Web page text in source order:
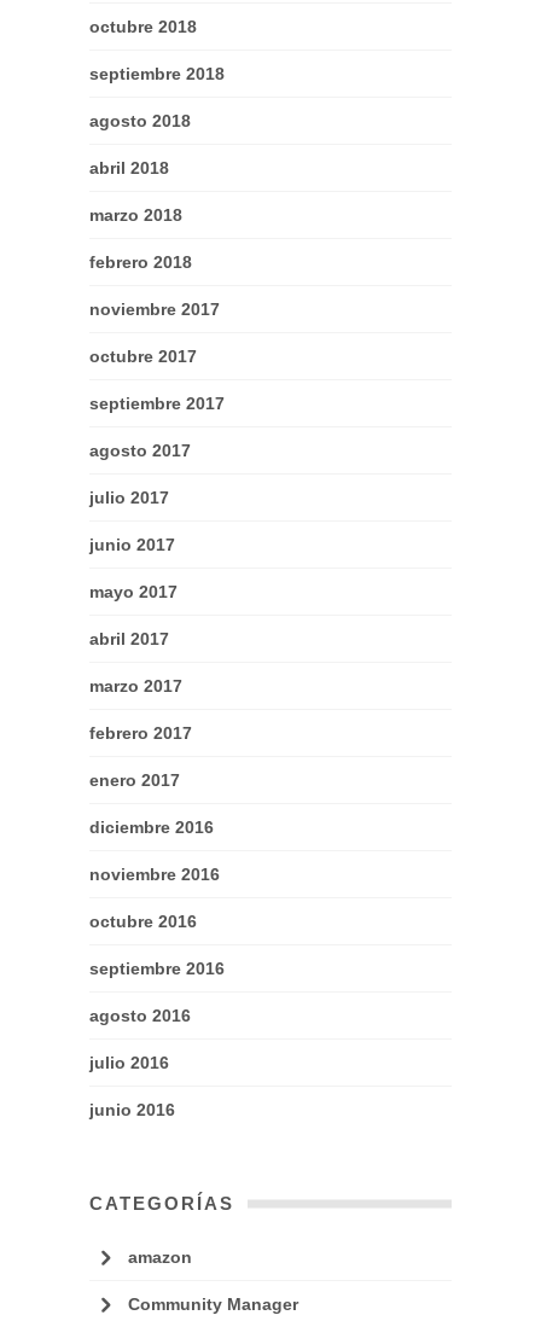
octubre 2018
septiembre 2018
agosto 2018
abril 2018
marzo 2018
febrero 2018
noviembre 2017
octubre 2017
septiembre 2017
agosto 2017
julio 2017
junio 2017
mayo 2017
abril 2017
marzo 2017
febrero 2017
enero 2017
diciembre 2016
noviembre 2016
octubre 2016
septiembre 2016
agosto 2016
julio 2016
junio 2016
CATEGORÍAS
amazon
Community Manager